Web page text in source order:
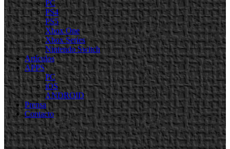
PC
PS4
PS5
Xbox One
Xbox Series
Nintendo Switch
Artículos
APPS
PC
iOS
ANDROID
Prensa
Contacto